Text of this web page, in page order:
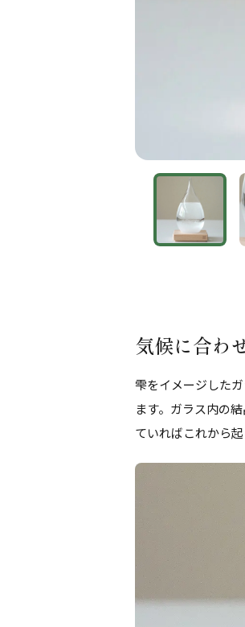
気候に合わ
雫をイメージした
ます。ガラス内の
ていればこれから